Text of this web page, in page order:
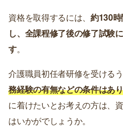
資格を取得するには、 約130
し、全課程修了後の修了試験
す。
介護職員初任者研修を受けるう
務経験の有無などの条件はあ
に着けたいとお考えの方は、
はいかがでしょうか。